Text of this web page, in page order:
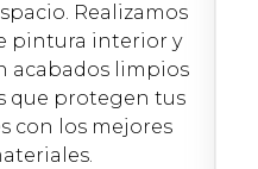
Realizamos
pintura interior y
acabados limpios
que protegen tus
con los mejores